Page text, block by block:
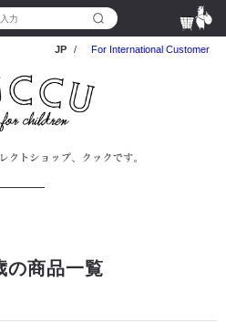
JP / For International Customer
の商品一覧